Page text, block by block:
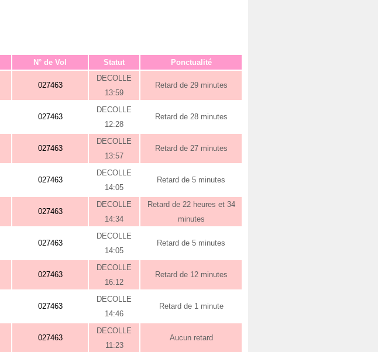
N° de Vol Statut Ponctualité
027463
DECOLLE
13:59
Retard de 29 minutes
027463
DECOLLE
12:28
Retard de 28 minutes
027463
DECOLLE
13:57
Retard de 27 minutes
027463
DECOLLE
14:05
Retard de 5 minutes
027463
DECOLLE
14:34
Retard de 22 heures et 34
minutes
027463
DECOLLE
14:05
Retard de 5 minutes
027463
DECOLLE
16:12
Retard de 12 minutes
027463
DECOLLE
14:46
Retard de 1 minute
027463
DECOLLE
11:23
Aucun retard